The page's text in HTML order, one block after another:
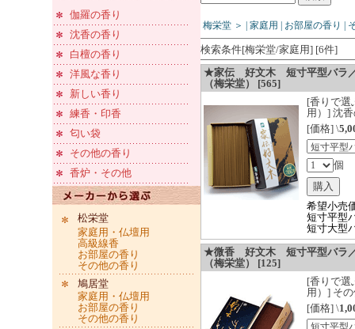
伽羅の香り
沈香の香り
白檀の香り
洋風な香り
新しい香り
練香・印香
匂い袋
その他の香り
香炉・その他
松栄堂
家庭用・仏壇用
高級線香
お部屋の香り
その他の香り
鳩居堂
家庭用・仏壇用
お部屋の香り
その他の香り
梅栄堂＞ |家庭用 |お部屋の香り |
検索条件[梅栄堂/家庭用] [6件]
★家伝 好文木 短寸平型バラ
（梅栄堂） [565]
[香りで選
用）] 沈
[価格] \
個
希望小売
短寸平型
短寸大型
★微香 好文木 短寸平型バラ
（梅栄堂） [125]
[香りで選
用）] そ
[価格] \